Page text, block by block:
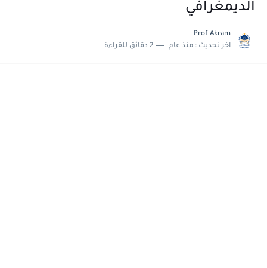
الديمغرافي
Prof Akram
اخر تحديث : منذ عام 2 دقائق للقراءة